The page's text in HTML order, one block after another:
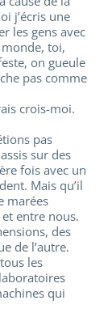
j’écris une
les gens avec
toi,
on gueule
pas comme
crois-moi.
pas
sur des
fois avec un
Mais qu’il
marées
entre nous.
des
de l’autre.
les
qui